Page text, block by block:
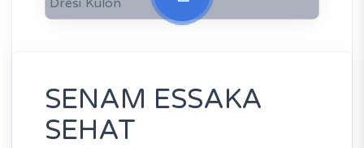
SENAM ESSAKA
SEHAT